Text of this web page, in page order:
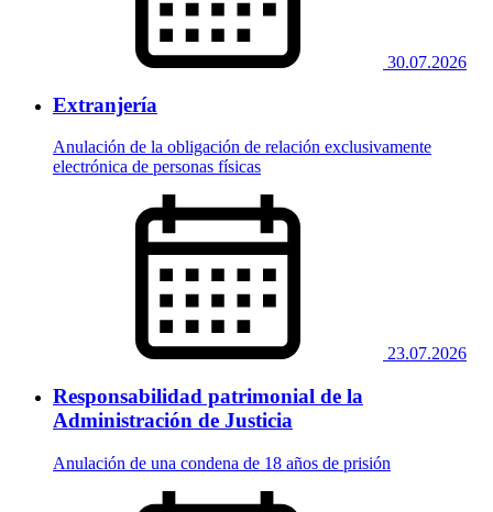
30.07.2026
Extranjería
Anulación de la obligación de relación exclusivamente
electrónica de personas físicas
23.07.2026
Responsabilidad patrimonial de la
Administración de Justicia
Anulación de una condena de 18 años de prisión